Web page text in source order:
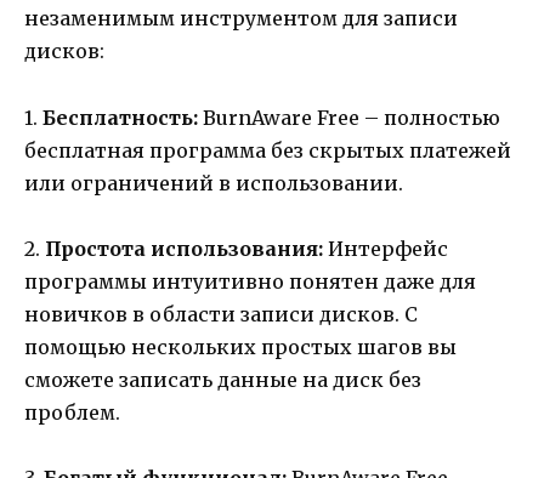
незаменимым инструментом для записи
дисков:
1. Бесплатность: BurnAware Free – полностью
бесплатная программа без скрытых платежей
или ограничений в использовании.
2. Простота использования: Интерфейс
программы интуитивно понятен даже для
новичков в области записи дисков. С
помощью нескольких простых шагов вы
сможете записать данные на диск без
проблем.